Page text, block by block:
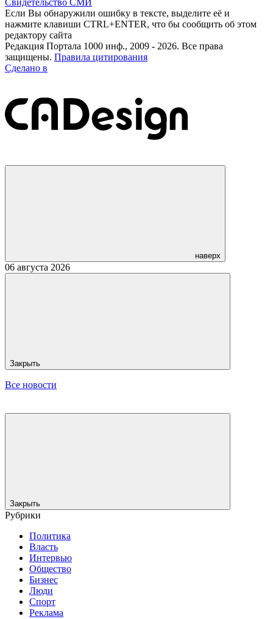
Если Вы обнаружили ошибку в тексте, выделите её и
нажмите клавиши CTRL+ENTER, что бы сообщить об этом
редактору сайта
Редакция Портала 1000 инф., 2009 - 2026. Все права
защищены. Правила цитирования
Сделано в
наверх
06 августа 2026
Закрыть
Все новости
Закрыть
Рубрики
Политика
Власть
Интервью
Общество
Бизнес
Люди
Спорт
Реклама